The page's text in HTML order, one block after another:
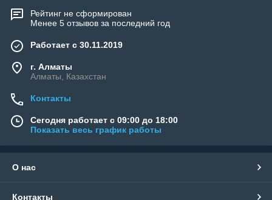
Рейтинг не сформирован
Менее 5 отзывов за последний год
Работает с 30.11.2019
г. Алматы
Алматы, Казахстан
Контакты
Сегодня работает с 09:00 до 18:00
Показать весь график работы
О нас
Контакты